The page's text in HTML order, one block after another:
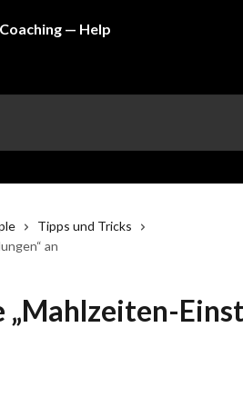
Tipps und Tricks
an
„Mahlzeiten-